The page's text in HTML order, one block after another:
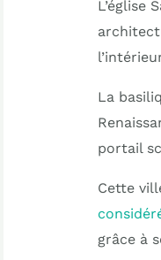
L’église
La
portail
Cette
grâce à